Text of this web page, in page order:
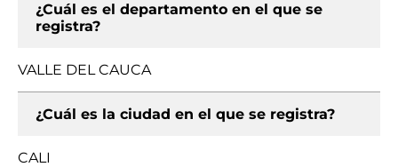
¿Cuál es el departamento en el que se
registra?
VALLE DEL CAUCA
¿Cuál es la ciudad en el que se registra?
CALI